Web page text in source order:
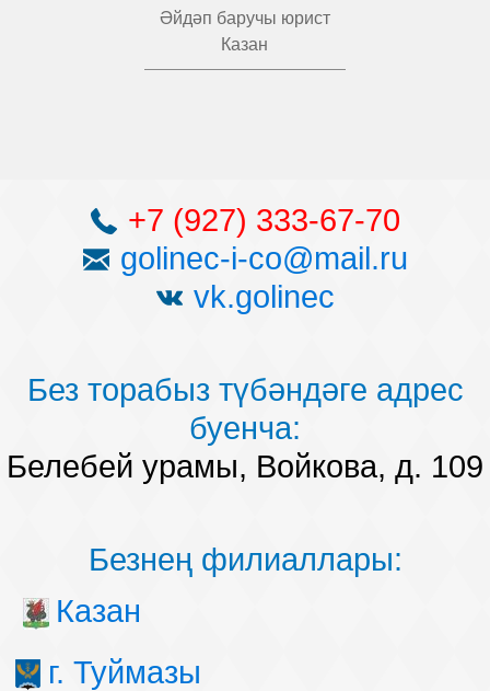
Әйдәп баручы юрист
Казан
+7 (927) 333-67-70
golinec-i-co@mail.ru
vk.golinec
Без торабыз түбәндәге адрес
буенча:
Белебей урамы, Войкова, д. 109
Безнең филиаллары:
Казан
г. Туймазы